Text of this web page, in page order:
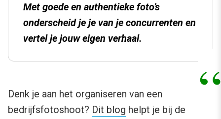
Met goede en authentieke foto’s
onderscheid je je van je concurrenten en
vertel je jouw eigen verhaal.
Denk je aan het organiseren van een
bedrijfsfotoshoot? Dit blog helpt je bij de